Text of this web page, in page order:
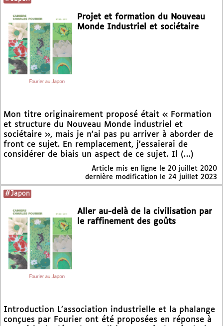
Projet et formation du Nouveau
Monde Industriel et sociétaire
Mon titre originairement proposé était « Formation
et structure du Nouveau Monde industriel et
sociétaire », mais je n’ai pas pu arriver à aborder de
front ce sujet. En remplacement, j’essaierai de
considérer de biais un aspect de ce sujet. Il (…)
Article mis en ligne le 20 juillet 2020
dernière modification le 24 juillet 2023
#Japon
Aller au-delà de la civilisation par
le raffinement des goûts
Introduction L’association industrielle et la phalange
conçues par Fourier ont été proposées en réponse à